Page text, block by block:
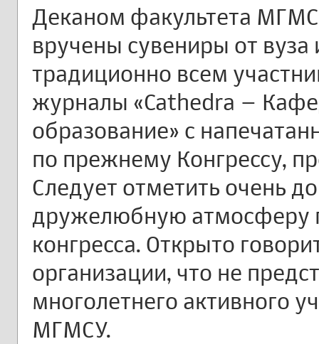
Деканом факультета
вручены сувениры от вуза
традиционно всем
журналы «Cathedra –
образование» с
по прежнему Конгрессу,
Следует отметить очень
дружелюбную атмосферу
конгресса. Открыто
организации, что не
многолетнего активного
МГМСУ.